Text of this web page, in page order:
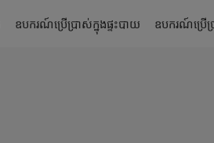
ឧបករណ៍ប្រើប្រាស់ក្នុងផ្ទះបាយ ឧបករណ៍ប្រើប្